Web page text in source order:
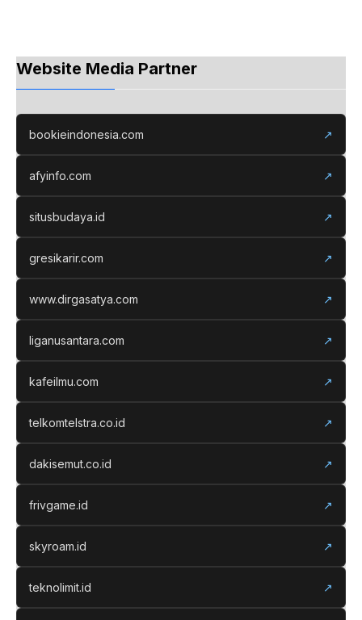
Website Media Partner
bookieindonesia.com ↗
afyinfo.com ↗
situsbudaya.id ↗
gresikarir.com ↗
www.dirgasatya.com ↗
liganusantara.com ↗
kafeilmu.com ↗
telkomtelstra.co.id ↗
dakisemut.co.id ↗
frivgame.id ↗
skyroam.id ↗
teknolimit.id ↗